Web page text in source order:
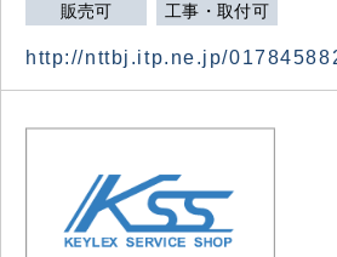
販売可 工事・取付可
http://nttbj.itp.ne.jp/